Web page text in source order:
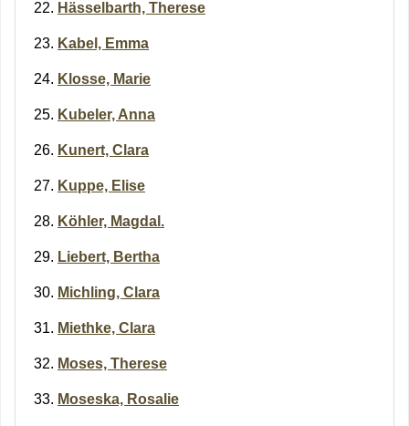
Hässelbarth, Therese
Kabel, Emma
Klosse, Marie
Kubeler, Anna
Kunert, Clara
Kuppe, Elise
Köhler, Magdal.
Liebert, Bertha
Michling, Clara
Miethke, Clara
Moses, Therese
Moseska, Rosalie